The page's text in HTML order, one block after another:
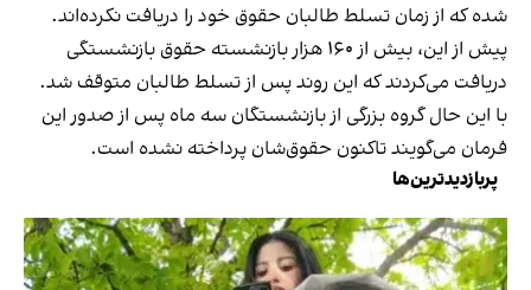
شده که از زمان تسلط طالبان حقوق خود را دریافت نکرده‌اند.
پیش از این، بیش از ۱۶۰ هزار بازنشسته حقوق بازنشستگی
دریافت می‌کردند که این روند پس از تسلط طالبان متوقف شد.
با این حال گروه بزرگی از بازنشستگان سه ماه پس از صدور این
فرمان می‌گویند تاکنون حقوق‌شان پرداخته نشده است.
پربازدیدترین‌ها